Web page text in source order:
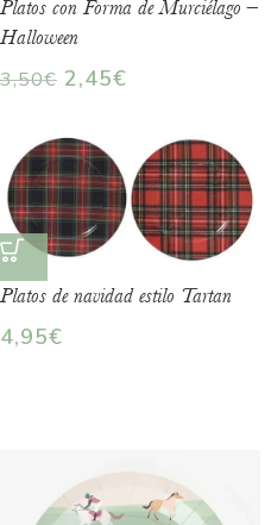
Platos con Forma de Murciélago –
Halloween
3,50€ 2,45€
Platos de navidad estilo Tartan
4,95€